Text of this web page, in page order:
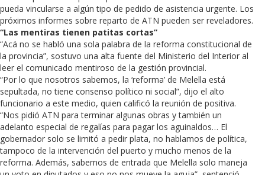
pueda vincularse a algún tipo de pedido de asistencia urgente. Los
próximos informes sobre reparto de ATN pueden ser reveladores.
“Las mentiras tienen patitas cortas”
“Acá no se habló una sola palabra de la reforma constitucional de
la provincia”, sostuvo una alta fuente del Ministerio del Interior al
leer el comunicado mentiroso de la gestión provincial.
“Por lo que nosotros sabemos, la ‘reforma’ de Melella está
sepultada, no tiene consenso político ni social”, dijo el alto
funcionario a este medio, quien calificó la reunión de positiva.
“Nos pidió ATN para terminar algunas obras y también un
adelanto especial de regalías para pagar los aguinaldos… El
gobernador solo se limitó a pedir plata, no hablamos de política,
tampoco de la intervención del puerto y mucho menos de la
reforma. Además, sabemos de entrada que Melella solo maneja